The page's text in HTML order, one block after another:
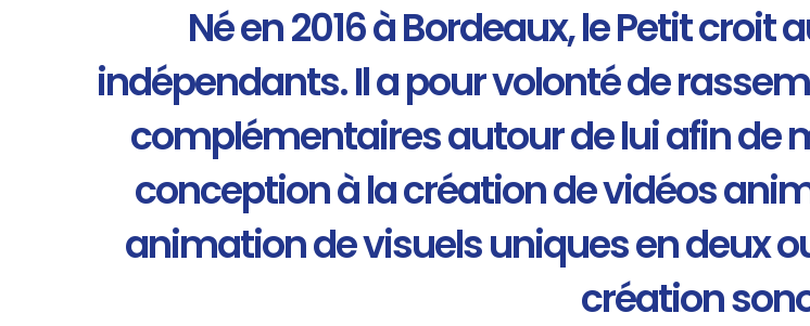
Né en 2016 à Bordeaux, le Petit
indépendants. Il a pour volonté de
complémentaires autour de lui afin de
conception à la création de vidéos
animation de visuels uniques en deux
création